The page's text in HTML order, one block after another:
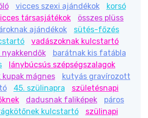
vicces szexi ajándékok
korsó
társasjátékok
összes plüss
ajándékok
sütés-főzés
vadászoknak kulcstartó
barátnak kis fatábla
lánybúcsús szépségszalagok
kupak mágnes
kutyás gravírozott
45. szülinapra
születésnapi
dadusnak faliképek
páros
kulcstartó
szülinapi